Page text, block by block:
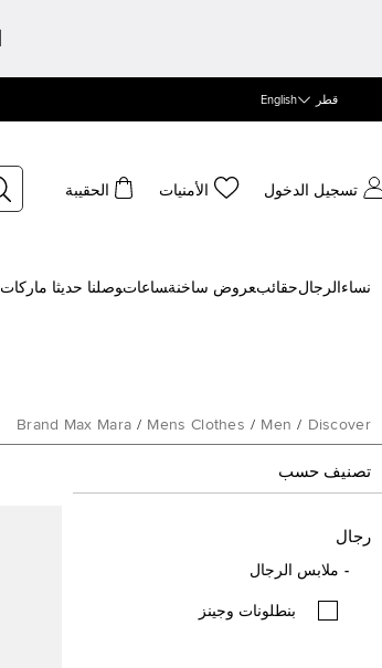
قطر English
تسجيل الدخول الأمنيات الحقيبة
نساء الرجالحقائب‍عروض ساخنة‍ساعات‍وصلنا حديثا ‍ ماركات
Discover
/
Men
/
Mens Clothes
/
Brand Max Mara
تصنيف حسب
رجال
ملابس الرجال
بنطلونات وجينز